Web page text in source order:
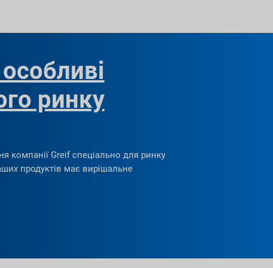
ринку
компанії Greif спеціально для ринку
продуктів має вирішальне